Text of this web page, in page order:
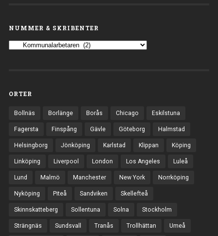
NUMMER & SKRIBENTER
ORTER
Bollnäs Borlänge Borås Chicago Eskilstuna
Fagersta Finspång Gävle Göteborg Halmstad
Helsingborg Jönköping Karlstad Klippan Köping
Linköping Liverpool London Los Angeles Luleå
Lund Malmö Manchester New York Norrköping
Nyköping Piteå Sandviken Skellefteå
Skinnskatteberg Sollentuna Solna Stockholm
Strängnäs Sundsvall Tranås Trollhättan Umeå